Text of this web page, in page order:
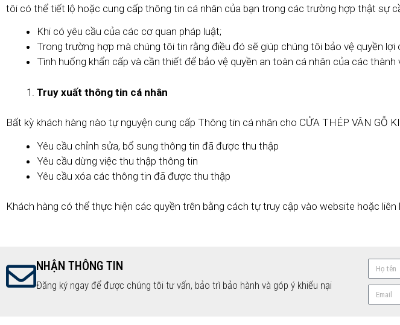
tôi có thể tiết lộ hoặc cung cấp thông tin cá nhân của bạn trong các trường hợp thật sự
Khi có yêu cầu của các cơ quan pháp luật;
Trong trường hợp mà chúng tôi tin rằng điều đó sẽ giúp chúng tôi bảo vệ quyền
Tình huống khẩn cấp và cần thiết để bảo vệ quyền an toàn cá nhân của các thành
Truy xuất thông tin cá nhân
Bất kỳ khách hàng nào tự nguyện cung cấp Thông tin cá nhân cho CỬA THÉP VÂN GỖ
Yêu cầu chỉnh sửa, bổ sung thông tin đã được thu thập
Yêu cầu dừng việc thu thập thông tin
Yêu cầu xóa các thông tin đã được thu thập
Khách hàng có thể thực hiện các quyền trên bằng cách tự truy cập vào website hoặc
NHẬN THÔNG TIN
Đăng ký ngay để được chúng tôi tư vấn, bảo trì bảo hành và góp ý khiếu nại